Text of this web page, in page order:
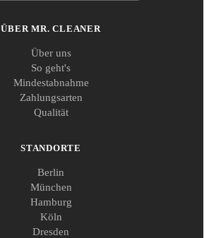
ÜBER MR. CLEANER
Über uns
So geht's
Mindestabnahme
Zahlungsarten
Qualität
STANDORTE
Berlin
München
Hamburg
Köln
Dresden